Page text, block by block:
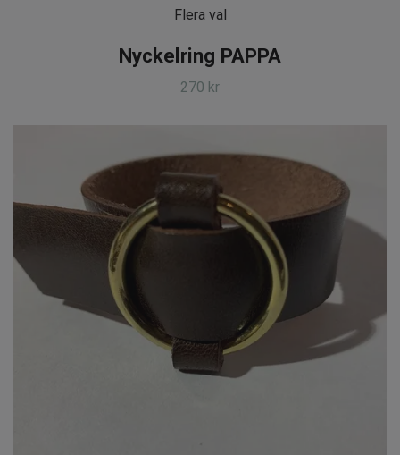
Flera val
Nyckelring PAPPA
270 kr